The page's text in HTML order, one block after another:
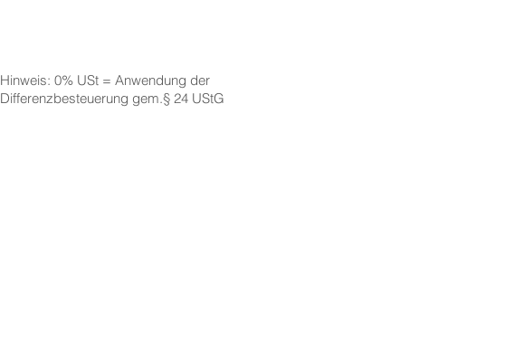
Hinweis: 0% USt = Anwendung der
Differenzbesteuerung gem.§ 24 UStG